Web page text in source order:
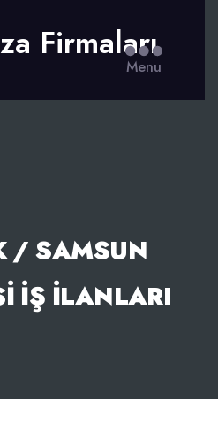
Firmaları
Menu
/ SAMSUN
İŞ İLANLARI